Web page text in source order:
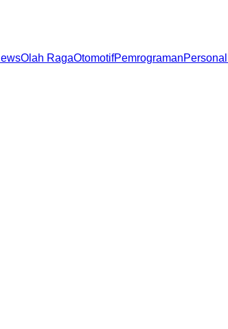
Olah RagaOtomotifPemrogramanPersonal